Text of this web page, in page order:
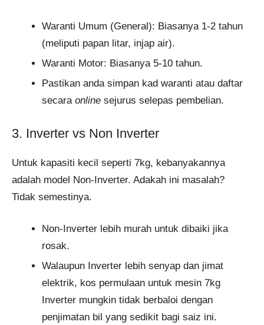
Waranti Umum (General): Biasanya 1-2 tahun
(meliputi papan litar, injap air).
Waranti Motor: Biasanya 5-10 tahun.
Pastikan anda simpan kad waranti atau daftar
secara online sejurus selepas pembelian.
3. Inverter vs Non Inverter
Untuk kapasiti kecil seperti 7kg, kebanyakannya
adalah model Non-Inverter. Adakah ini masalah?
Tidak semestinya.
Non-Inverter lebih murah untuk dibaiki jika
rosak.
Walaupun Inverter lebih senyap dan jimat
elektrik, kos permulaan untuk mesin 7kg
Inverter mungkin tidak berbaloi dengan
penjimatan bil yang sedikit bagi saiz ini.